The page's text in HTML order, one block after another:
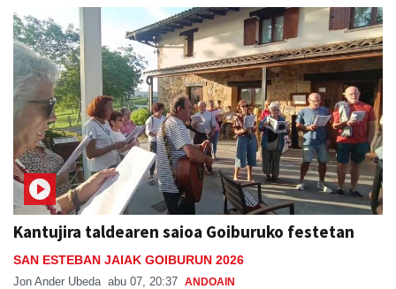
Kantujira taldearen saioa Goiburuko festetan
SAN ESTEBAN JAIAK GOIBURUN 2026
Jon Ander Ubeda abu 07, 20:37 ANDOAIN